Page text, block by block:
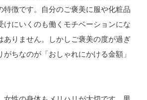
特徴です。自分のご褒美に服や化粧品
けにいくのも働くモチベーションにな
ありません。しかしご褒美の度が過ぎ
ちなのが「おしゃれにかける金額」